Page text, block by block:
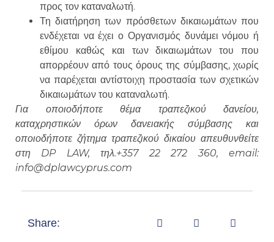
προς τον καταναλωτή.
Τη διατήρηση των πρόσθετων δικαιωμάτων που
ενδέχεται να έχει ο Οργανισμός δυνάμει νόμου ή
εθίμου καθώς και των δικαιωμάτων του που
απορρέουν από τους όρους της σύμβασης, χωρίς
να παρέχεται αντίστοιχη προστασία των σχετικών
δικαιωμάτων του καταναλωτή.
Για οποιοδήποτε θέμα τραπεζικού δανείου,
καταχρηστικών όρων δανειακής σύμβασης και
οποιοδήποτε ζήτημα τραπεζικού δικαίου απευθυνθείτε
στη DP LAW, τηλ.+357 22 272 360, email:
info@dplawcyprus.com
Share: